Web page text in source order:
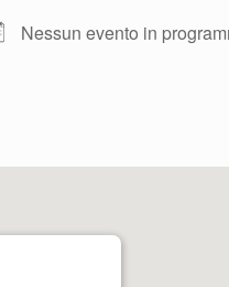
Nessun evento in